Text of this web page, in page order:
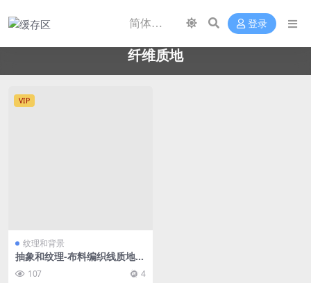
登录
纤维质地
VIP
纹理和背景
抽象和纹理-布料编织线质地 -
6000×4000px-30张
107 4